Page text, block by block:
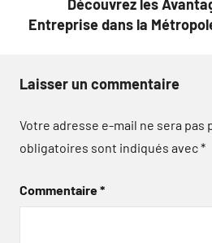
Découvrez les
Entreprise dans la
Laisser un commentaire
Votre adresse e-mail ne sera pas
obligatoires sont indiqués avec*
Commentaire*